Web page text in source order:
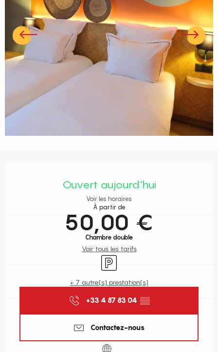
Ouvert aujourd'hui
Voir les horaires
À partir de
50,00 €
Chambre double
Voir tous les tarifs
Parking
+ 7 autre(s) prestation(s)
+33 4 87 83 04 ▒▒
Contactez-nous